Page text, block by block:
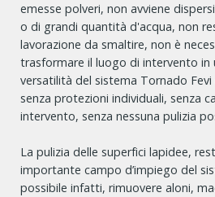
emesse polveri, non avviene
o di grandi quantità d'acqua, non
lavorazione da smaltire, non è
trasformare il luogo di intervento in
versatilità del sistema Tornado
senza protezioni individuali, senza
intervento, senza nessuna pulizia
La pulizia delle superfici lapidee,
importante campo d’impiego del
possibile infatti, rimuovere aloni,